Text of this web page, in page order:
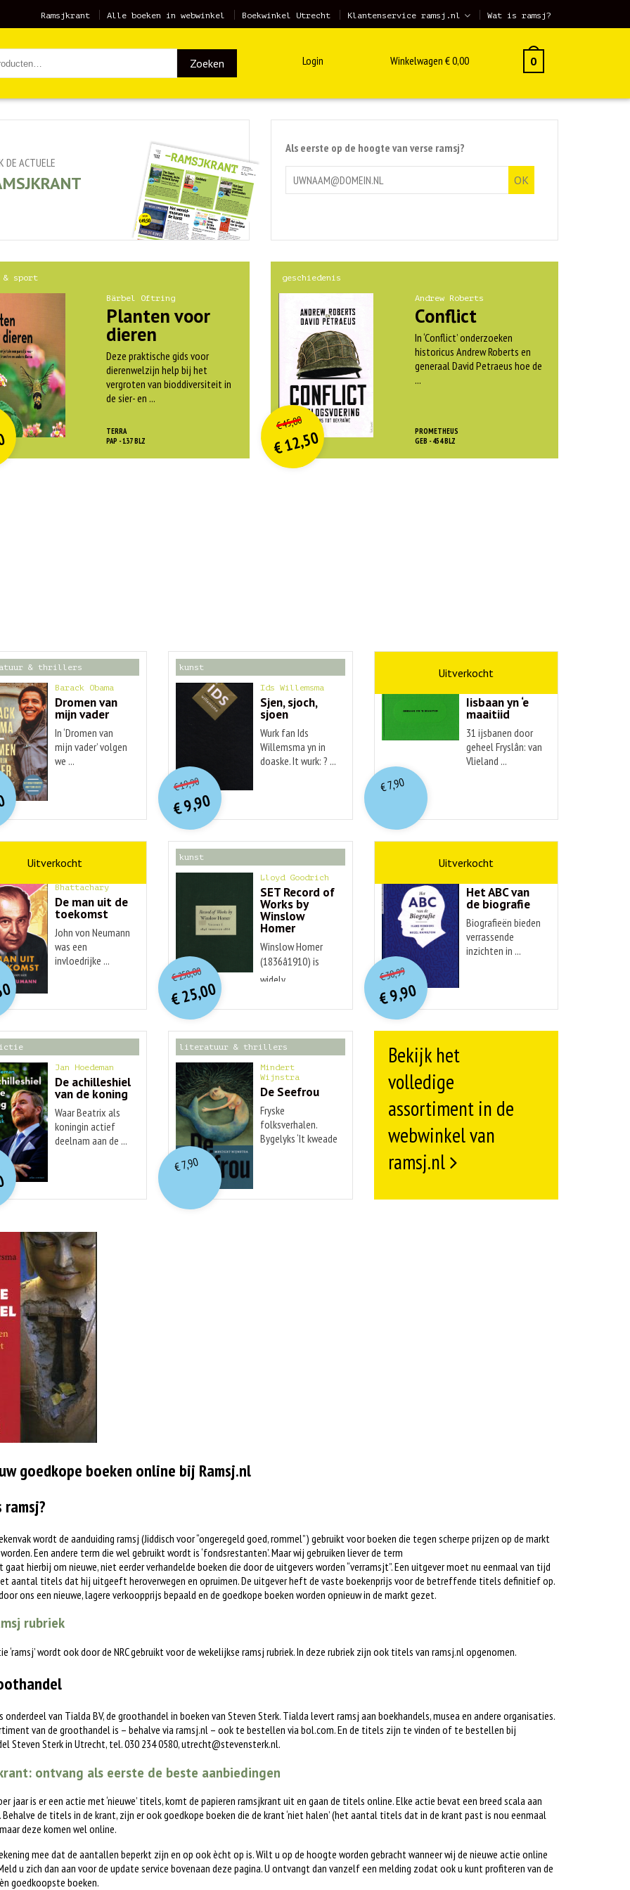
Ramsjkrant Alle boeken in webwinkel Boekwinkel Utrecht Klantenservice ramsj.nl Wat is ramsj?
Zoeken Login Winkelwagen €0,00 0
DE ACTUELE
Als eerste op de hoogte van verse ramsj?
& sport
Bärbel Oftring
Planten voor
dieren
Deze praktische gids voor
dierenwelzijn help bij het
vergroten van bioddiversiteit in
de sier- en ...
TERRA
PAP - 137 BLZ
€ 21,99.
€ 9,90.
geschiedenis
Andrew Roberts
Conflict
In ‘Conflict’ onderzoeken
historicus Andrew Roberts en
generaal David Petraeus hoe de
...
PROMETHEUS
GEB - 454 BLZ
€45,00O
orspr
onkelijke
prijs
was:
€ 45,00.
€12,50
Huidige
prijs
is:€ 12,50.
& thrillers
Barack Obama
Dromen van
mijn vader
In ‘Dromen van
mijn vader’ volgen
we ...
€ 20,00.
€ 9,90.
kunst
Ids Willemsma
Sjen, sjoch,
sjoen
Wurk fan Ids
Willemsma yn in
doaske. It wurk: ? ...
€19,90O
orspr
onkelijke
prijs
was:
€ 19,90.
€9,90
Huidige
prijs
is:
€ 9,90.
Iisbaan yn ‘e
maaitiid
31 ijsbanen door
geheel Fryslân: van
Vlieland ...
€7,90
Bhattachary
De man uit de
toekomst
John von Neumann
was een
invloedrijke ...
€ 29,99.
€ 12,50.
kunst
Lloyd Goodrich
SET Record of
Works by
Winslow
Homer
Winslow Homer
(1836â1910) is
widely ...
€250,00O
orspr
onkelijke
prijs
was:
€ 250,00.
€25,00
Huidige
prijs
is:
€ 25,00.
Het ABC van
de biografie
Biografieën bieden
verrassende
inzichten in ...
€30,99O
orspr
onkelijke
prijs
was:
€ 30,99.
€9,90
Huidige
prijs
is:
€ 9,90.
Jan Hoedeman
De achilleshiel
van de koning
Waar Beatrix als
koningin actief
deelnam aan de ...
€ 19,99.
€ 7,90.
literatuur & thrillers
Mindert
Wijnstra
De Seefrou
Fryske
folksverhalen.
Bygelyks ‘It kweade
€7,90
Bekijk het
volledige
assortiment in de
webwinkel van
ramsj.nl
goedkope boeken online bij Ramsj.nl
wordt de aanduiding ramsj (Jiddisch voor “ongeregeld goed, rommel”) gebruikt voor boeken die tegen scherpe prijzen op de markt
Een andere term die wel gebruikt wordt is ‘fondsrestanten’. Maar wij gebruiken liever de term
gaat hierbij om nieuwe, niet eerder verhandelde boeken die door de uitgevers worden “verramsjt”. Een uitgever moet nu eenmaal van tijd
aantal titels dat hij uitgeeft heroverwegen en opruimen. De uitgever heft de vaste boekenprijs voor de betreffende titels definitief op.
ons een nieuwe, lagere verkoopprijs bepaald en de goedkope boeken worden opnieuw in de markt gezet.
rubriek
‘ramsj’ wordt ook door de NRC gebruikt voor de wekelijkse ramsj rubriek. In deze rubriek zijn ook titels van ramsj.nl opgenomen.
onderdeel van Tialda BV, de groothandel in boeken van Steven Sterk. Tialda levert ramsj aan boekhandels, musea en andere organisaties.
van de groothandel is – behalve via ramsj.nl – ook te bestellen via bol.com. En de titels zijn te vinden of te bestellen bij
Steven Sterk in Utrecht, tel. 030 234 0580,utrecht@stevensterk.nl.
ontvang als eerste de beste aanbiedingen
jaar is er een actie met ‘nieuwe’ titels, komt de papieren ramsjkrant uit en gaan de titels online. Elke actie bevat een breed scala aan
Behalve de titels in de krant, zijn er ook goedkope boeken die de krant ‘niet halen’ (het aantal titels dat in de krant past is nou eenmaal
deze komen wel online.
mee dat de aantallen beperkt zijn en op ook ècht op is. Wilt u op de hoogte worden gebracht wanneer wij de nieuwe actie online
u zich dan aan voor de update service bovenaan deze pagina. U ontvangt dan vanzelf een melding zodat ook u kunt profiteren van de
goedkoopste boeken.